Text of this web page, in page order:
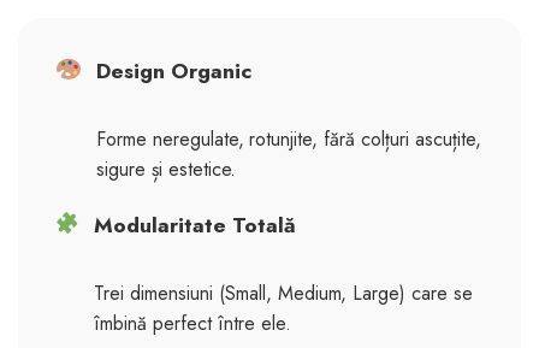
Design Organic
Forme neregulate, rotunjite, fără colțuri ascuțite,
sigure și estetice.
Modularitate Totală
Trei dimensiuni (Small, Medium, Large) care se
îmbină perfect între ele.